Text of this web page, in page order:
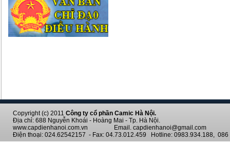
Copyright (c) 2011 Công ty cổ phần Camic Hà Nội.
Địa chỉ: 688 Nguyễn Khoái - Hoàng Mai - Tp. Hà Nội.
www.capdienhanoi.com.vn Email. capdienhanoi@gmail.com
Điện thoại: 024.62542157 - Fax: 04.73.012.459 Hotline: 0983.934.188, 086